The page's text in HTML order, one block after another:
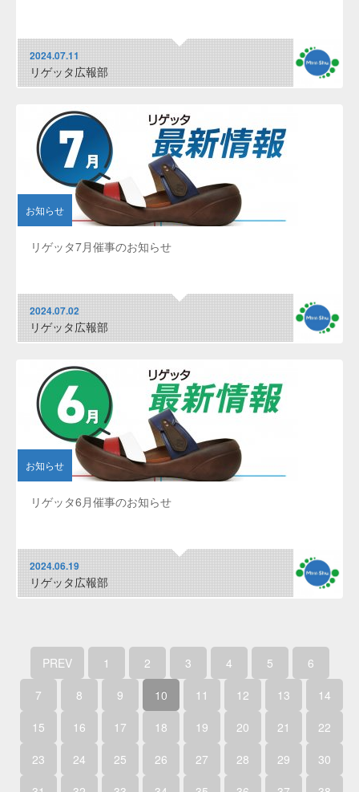
2024.07.11
リゲッタ広報部
お知らせ
リゲッタ7月催事のお知らせ
2024.07.02
リゲッタ広報部
お知らせ
リゲッタ6月催事のお知らせ
2024.06.19
リゲッタ広報部
PREV 1 2 3 4 5
6
7
8 9 10 11 12 13
14
15
16 17 18 19 20 21
22
23
24 25 26 27 28 29
30